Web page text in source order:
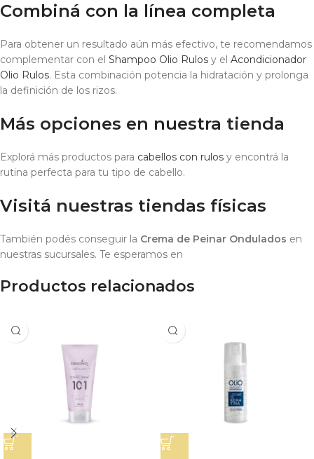
Combiná con la línea completa
Para obtener un resultado aún más efectivo, te recomendamos
complementar con el Shampoo Olio Rulos y el Acondicionador
Olio Rulos. Esta combinación potencia la hidratación y prolonga
la definición de los rizos.
Más opciones en nuestra tienda
Explorá más productos para cabellos con rulos y encontrá la
rutina perfecta para tu tipo de cabello.
Visitá nuestras tiendas físicas
También podés conseguir la Crema de Peinar Ondulados en
nuestras sucursales. Te esperamos en
Productos relacionados